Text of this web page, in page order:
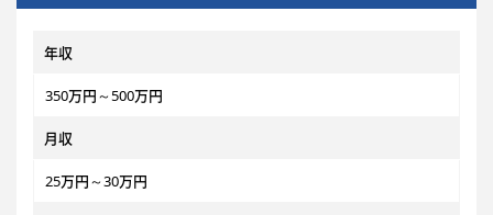
年収
350万円～500万円
月収
25万円～30万円